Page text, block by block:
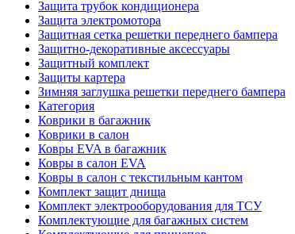
Защита трубок кондиционера
Защита электромотора
Защитная сетка решетки переднего бампера
Защитно-декоративные аксессуары
Защитный комплект
Защиты картера
Зимняя заглушка решетки переднего бампера
Категория
Коврики в багажник
Коврики в салон
Ковры EVA в багажник
Ковры в салон EVA
Ковры в салон с текстильным кантом
Комплект защит днища
Комплект электрооборудования для ТСУ
Комплектующие для багажных систем